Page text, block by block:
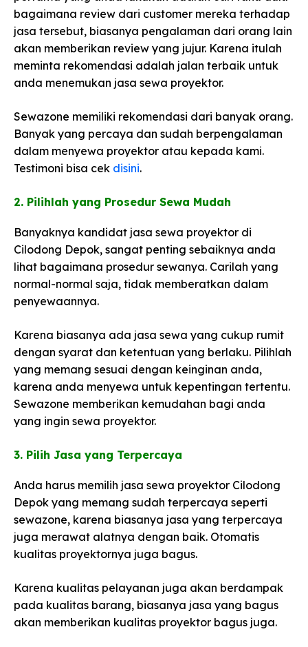
bagaimana review dari customer mereka terhadap
jasa tersebut, biasanya pengalaman dari orang lain
akan memberikan review yang jujur. Karena itulah
meminta rekomendasi adalah jalan terbaik untuk
anda menemukan jasa sewa proyektor.
Sewazone memiliki rekomendasi dari banyak orang.
Banyak yang percaya dan sudah berpengalaman
dalam menyewa proyektor atau kepada kami.
Testimoni bisa cek disini.
2. Pilihlah yang Prosedur Sewa Mudah​
Banyaknya kandidat jasa sewa proyektor di
Cilodong Depok, sangat penting sebaiknya anda
lihat bagaimana prosedur sewanya. Carilah yang
normal-normal saja, tidak memberatkan dalam
penyewaannya.
Karena biasanya ada jasa sewa yang cukup rumit
dengan syarat dan ketentuan yang berlaku. Pilihlah
yang memang sesuai dengan keinginan anda,
karena anda menyewa untuk kepentingan tertentu.
Sewazone memberikan kemudahan bagi anda
yang ingin sewa proyektor.
3. Pilih Jasa yang Terpercaya​
Anda harus memilih jasa sewa proyektor Cilodong
Depok yang memang sudah terpercaya seperti
sewazone, karena biasanya jasa yang terpercaya
juga merawat alatnya dengan baik. Otomatis
kualitas proyektornya juga bagus.
Karena kualitas pelayanan juga akan berdampak
pada kualitas barang, biasanya jasa yang bagus
akan memberikan kualitas proyektor bagus juga.